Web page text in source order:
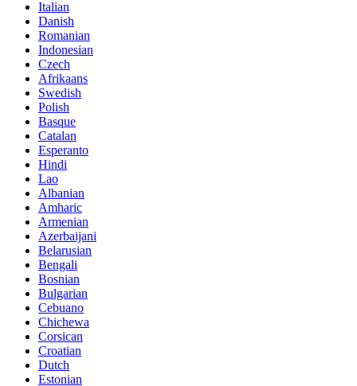
Italian
Danish
Romanian
Indonesian
Czech
Afrikaans
Swedish
Polish
Basque
Catalan
Esperanto
Hindi
Lao
Albanian
Amharic
Armenian
Azerbaijani
Belarusian
Bengali
Bosnian
Bulgarian
Cebuano
Chichewa
Corsican
Croatian
Dutch
Estonian